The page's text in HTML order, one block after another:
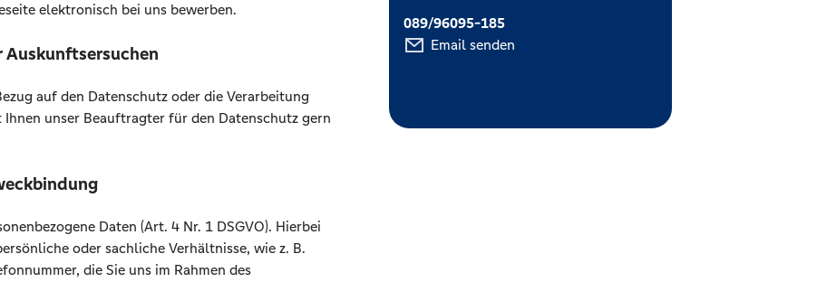
089/96095-185
Email senden
elektronisch bei uns bewerben.
Auskunftsersuchen
auf den Datenschutz oder die Verarbeitung
unser Beauftragter für den Datenschutz gern
Daten (Art. 4 Nr. 1 DSGVO). Hierbei
oder sachliche Verhältnisse, wie z. B.
die Sie uns im Rahmen des